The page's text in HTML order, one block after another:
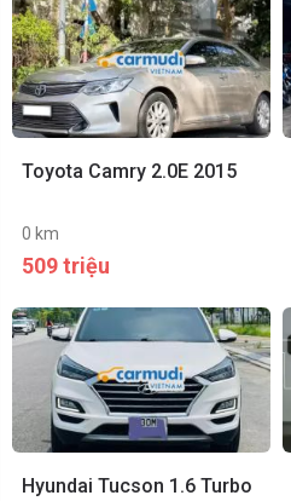
Toyota Camry 2.0E 2015
0 km
509 triệu
Hyundai Tucson 1.6 Turbo